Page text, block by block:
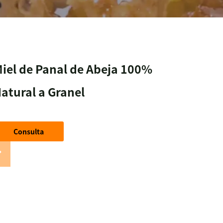
de Panal de Abeja 100%
a Granel
Consulta